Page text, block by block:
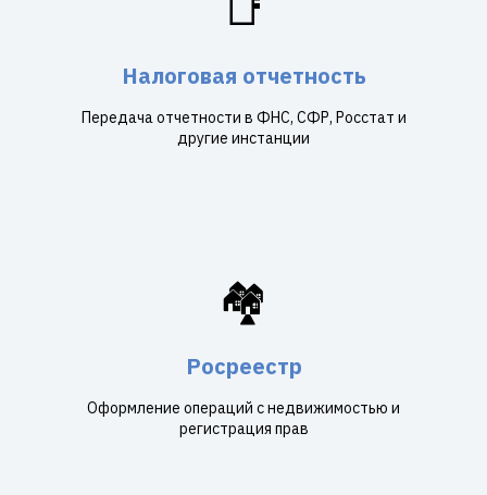
Налоговая отчетность
Передача отчетности в ФНС, СФР, Росстат и
другие инстанции
🏘️
Росреестр
Оформление операций с недвижимостью и
регистрация прав